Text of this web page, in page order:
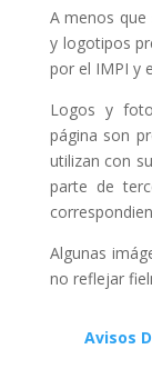
A menos
y logotipos
por el IMPI y
Logos y
página son
utilizan con
parte de
Algunas
no reflejar
Avisos